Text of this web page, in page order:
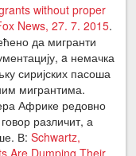
without proper
News, 27. 7. 2015.
да мигранти
a немачка
сиријских пасоша
мигрантима.
Африке редовно
различит, а
В:Schwartz,
Are Dumping Their